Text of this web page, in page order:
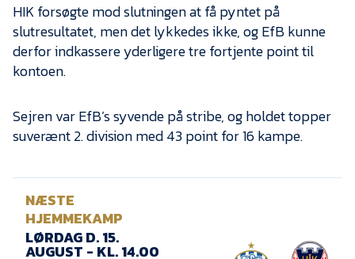
HIK forsøgte mod slutningen at få pyntet på
slutresultatet, men det lykkedes ikke, og EfB kunne
derfor indkassere yderligere tre fortjente point til
kontoen.
Sejren var EfB’s syvende på stribe, og holdet topper
suverænt 2. division med 43 point for 16 kampe.
NÆSTE
HJEMMEKAMP
LØRDAG D. 15.
AUGUST - KL. 14.00